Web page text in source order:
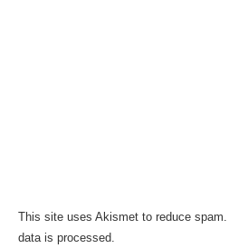
This site uses Akismet to reduce spam.
data is processed.